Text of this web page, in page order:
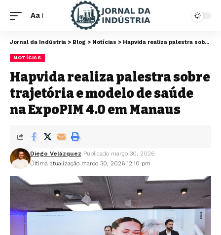
Aa
Jornal da Indústria > Blog > Notícias > Hapvida realiza palestra sobre trajetória e modelo de saúde na ExpoPIM 4.0 em Manaus
NOTÍCIAS
Hapvida realiza palestra sobre
trajetória e modelo de saúde
na ExpoPIM 4.0 em Manaus
Última atualização março 30, 2026 12:10 pm
Diego Velázquez Publicado março 30, 2026